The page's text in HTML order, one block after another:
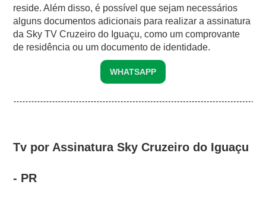
reside. Além disso, é possível que sejam necessários
alguns documentos adicionais para realizar a assinatura
da Sky TV Cruzeiro do Iguaçu, como um comprovante
de residência ou um documento de identidade.
WHATSAPP
Tv por Assinatura Sky Cruzeiro do Iguaçu
- PR